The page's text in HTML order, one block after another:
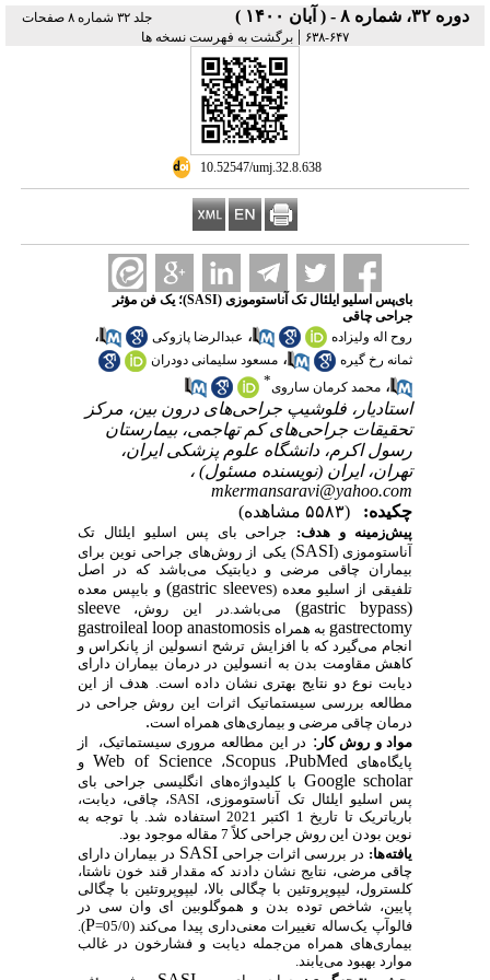
دوره ۳۲، شماره ۸ - ( آبان ۱۴۰۰ )
جلد ۳۲ شماره ۸ صفحات
۶۴۷-۶۳۸
| برگشت به فهرست نسخه ها
‎ 10.52547/umj.32.8.638
بای‌پس اسلیو ایلئال تک آناستوموزی (SASI)؛ یک فن مؤثر
جراحی چاقی
روح اله ولیزاده
، عبدالرضا پازوکی ،
ثمانه رخ گیره ، مسعود سلیمانی دودران
، محمد کرمان ساروی*
استادیار، فلوشیپ جراحی‌های درون بین، مرکز
تحقیقات جراحی‌های کم تهاجمی، بیمارستان
رسول اکرم، دانشگاه علوم پزشکی ایران،
تهران، ایران (نویسنده مسئول) ،
mkermansaravi@yahoo.com
چکیده:
(۵۵۸۳ مشاهده)
پیش‌زمینه و هدف:
جراحی بای پس اسلیو ایلئال تک
آناستوموزی (SASI) یکی از روش‌های جراحی نوین برای
بیماران چاقی مرضیو دیابتیک می‌باشد که در اصل
تلفیقی از اسلیو معده (
(gastric sleeves و بایپس معده
(gastric bypass) می‌باشد.در این روش،sleeve
gastrectomy به همراه gastroileal loop anastomosis
انجام می‌گیرد که با افزایش ترشح انسولین از پانکراس و
کاهش مقاومت بدن به انسولین در درمان بیماران دارای
دیابت نوع دو نتایج بهتری نشان داده است. هدف از این
مطالعه بررسی سیستماتیک اثرات
این روش جراحی در
درمان چاقی مرضی و بیماری‌های همراه است.
مواد و روش کار : در این مطالعه مرور یسیستماتیک، از
پایگاه‌های PubMed، Scopus، Web of Science و
Google scholar با کلیدواژه‌های انگلیسی جراحی بای
پس اسلیو ایلئال تک آناستوموزی، SASI، چاقی، دیابت،
باریاتریک تا تاریخ 1 اکتبر 2021 استفاده شد
. با توجه به
نوین بودن این روش جراحی کلاً 7 مقاله موجود بود.
یافته‌ها: در بررسی اثرات جراحی SASI در بیماران دارای
چاقی مرضی، نتایج نشان دادند که مقدار قند خون ناشتا،
کلسترول، لیپوپروتئین با چگالی بالا، لیپوپروتئین با چگالی
پایین، شاخص توده بدن و هموگلوبین ای وان سی در
فالوآپ یک‌ساله تغییرات معنی‌داری پیدا می‌کند (05/0=
P
).
بیماری‌های همراه من‌جمله دیابت و فشارخون در غالب
موارد بهبود می‌یابند.